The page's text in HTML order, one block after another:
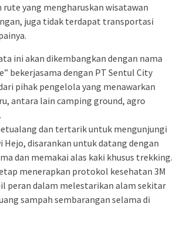
rute yang mengharuskan wisatawan
juga tidak terdapat transportasi
ini akan dikembangkan dengan nama
bekerjasama dengan PT Sentul City
pihak pengelola yang menawarkan
antara lain camping ground, agro
dan tertarik untuk mengunjungi
Hejo, disarankan untuk datang dengan
dan memakai alas kaki khusus trekking.
menerapkan protokol kesehatan 3M
peran dalam melestarikan alam sekitar
sampah sembarangan selama di